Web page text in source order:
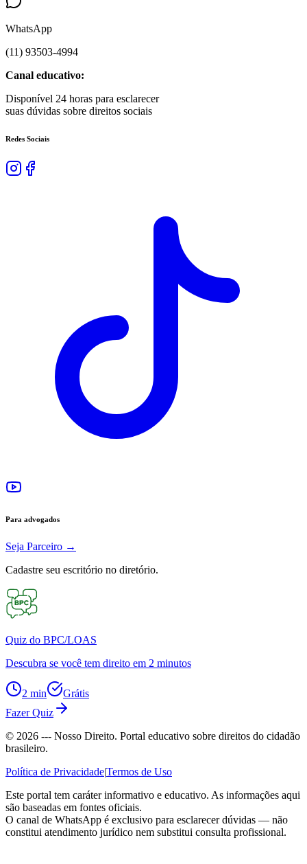
WhatsApp
(11) 93503-4994
Canal educativo:
Disponível 24 horas para esclarecer
suas dúvidas sobre direitos sociais
Redes Sociais
Para advogados
Seja Parceiro →
Cadastre seu escritório no diretório.
Quiz do BPC/LOAS
Descubra se você tem direito em 2 minutos
2 min
Grátis
Fazer Quiz
© 2026 --- Nosso Direito. Portal educativo sobre direitos do cidadão
brasileiro.
Política de Privacidade|Termos de Uso
Este portal tem caráter informativo e educativo. As informações aqui
são baseadas em fontes oficiais.
O canal de WhatsApp é exclusivo para esclarecer dúvidas — não
constitui atendimento jurídico nem substitui consulta profissional.